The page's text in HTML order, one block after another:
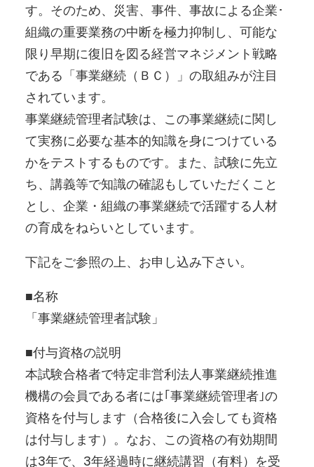
す。そのため、災害、事件、事故による企業･
組織の重要業務の中断を極力抑制し、可能な
限り早期に復旧を図る経営マネジメント戦略
である「事業継続（ＢＣ）」の取組みが注目
されています。
事業継続管理者試験は、この事業継続に関し
て実務に必要な基本的知識を身につけている
かをテストするものです。また、試験に先立
ち、講義等で知識の確認もしていただくこと
とし、企業・組織の事業継続で活躍する人材
の育成をねらいとしています。
下記をご参照の上、お申し込み下さい。
■名称
「事業継続管理者試験」
■付与資格の説明
本試験合格者で特定非営利法人事業継続推進
機構の会員である者には｢事業継続管理者｣の
資格を付与します（合格後に入会しても資格
は付与します）。なお、この資格の有効期間
は3年で、3年経過時に継続講習（有料）を受